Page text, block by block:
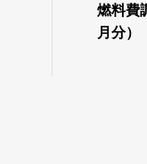
燃料費
月分）